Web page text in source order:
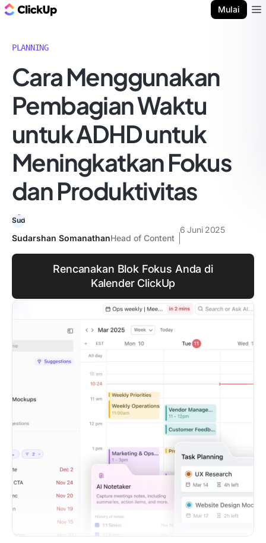
Mulai
PLANNING
Cara Menggunakan
Pembagian Waktu
untuk ADHD untuk
Meningkatkan Fokus
dan Produktivitas
Sudarshan SomanathanHead of Content
6 Juni 2025
Rencanakan Blok Fokus Anda di
Kalender ClickUp